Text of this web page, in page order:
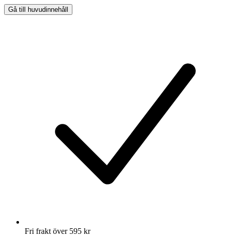
Gå till huvudinnehåll
Fri frakt över 595 kr